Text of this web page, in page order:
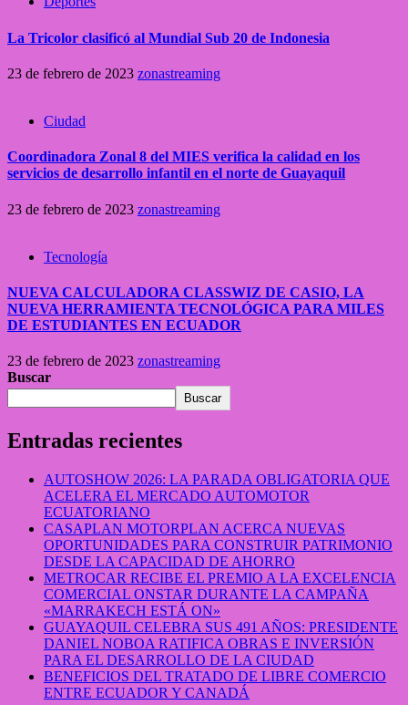
La Tricolor clasificó al Mundial Sub 20 de Indonesia
23 de febrero de 2023 zonastreaming
Ciudad
Coordinadora Zonal 8 del MIES verifica la calidad en los
servicios de desarrollo infantil en el norte de Guayaquil
23 de febrero de 2023 zonastreaming
Tecnología
NUEVA CALCULADORA CLASSWIZ DE CASIO, LA
NUEVA HERRAMIENTA TECNOLÓGICA PARA MILES
DE ESTUDIANTES EN ECUADOR
23 de febrero de 2023 zonastreaming
Buscar
Buscar
Entradas recientes
AUTOSHOW 2026: LA PARADA OBLIGATORIA QUE
ACELERA EL MERCADO AUTOMOTOR
ECUATORIANO
CASAPLAN MOTORPLAN ACERCA NUEVAS
OPORTUNIDADES PARA CONSTRUIR PATRIMONIO
DESDE LA CAPACIDAD DE AHORRO
METROCAR RECIBE EL PREMIO A LA EXCELENCIA
COMERCIAL ONSTAR DURANTE LA CAMPAÑA
«MARRAKECH ESTÁ ON»
GUAYAQUIL CELEBRA SUS 491 AÑOS: PRESIDENTE
DANIEL NOBOA RATIFICA OBRAS E INVERSIÓN
PARA EL DESARROLLO DE LA CIUDAD
BENEFICIOS DEL TRATADO DE LIBRE COMERCIO
ENTRE ECUADOR Y CANADÁ